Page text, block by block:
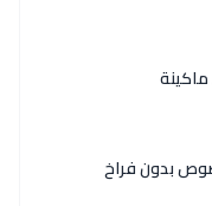
بدون فراخ